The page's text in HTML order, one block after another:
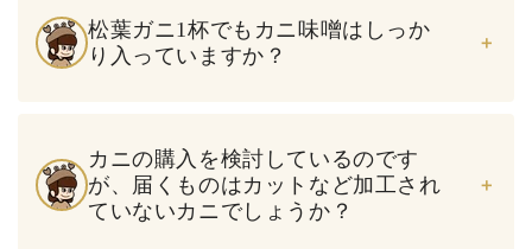
松葉ガニ1杯でもカニ味噌はしっか
り入っていますか？
カニの購入を検討しているのです
が、届くものはカットなど加工され
ていないカニでしょうか？